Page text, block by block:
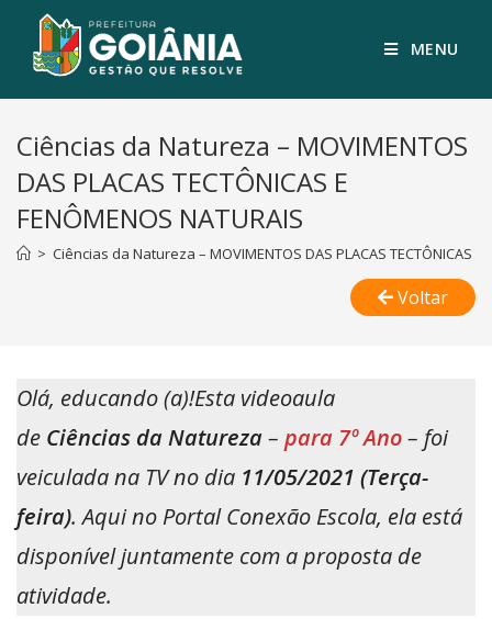
MENU
Ciências da Natureza – MOVIMENTOS
DAS PLACAS TECTÔNICAS E
FENÔMENOS NATURAIS
> Ciências da Natureza – MOVIMENTOS DAS PLACAS TECTÔNICAS E
Voltar
Olá, educando (a)!Esta videoaula
de Ciências da Natureza– para 7º Ano– foi
veiculada na TV no dia 11/05/2021 (Terça-
feira). Aqui no Portal Conexão Escola, ela está
disponível juntamente com a proposta de
atividade.